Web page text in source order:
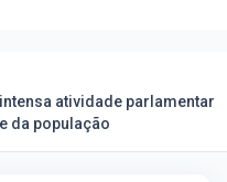
atividade parlamentar
da população